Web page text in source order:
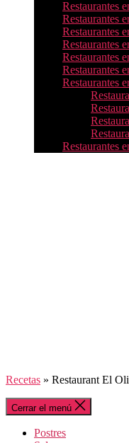
Restaurantes
Restaurantes
Restaurantes
Restaurantes
Restaurantes
Restaurantes
Restaurantes
Restaurantes
Recetas » Restaurant El
Cerrar el menú
Postres